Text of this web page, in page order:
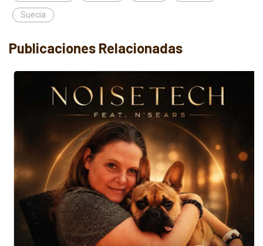
Suecia
Publicaciones Relacionadas